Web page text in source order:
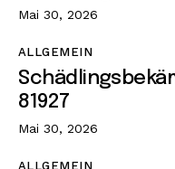
Mai 30, 2026
ALLGEMEIN
81927
Mai 30, 2026
ALLGEMEIN